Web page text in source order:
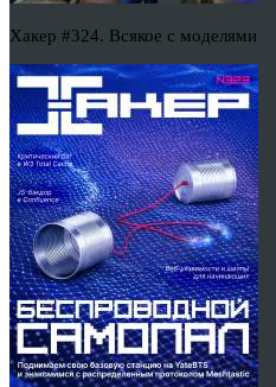
Хакер #324. Всякое с моделями